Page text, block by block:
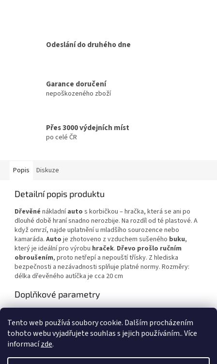
Tento web používá soubory cookie. Dalším procházením
tohoto webu vyjadřujete souhlas s jejich používáním.. Více
informacízde.
Odeslání do druhého dne
Garance doručení
nepoškozeného zboží
Přes 3000 výdejních míst
po celé ČR
Popis Diskuze
Detailní popis produktu
Dřevěné nákladníauto s korbičkou – hračka, která se ani po
dlouhé době hraní snadno nerozbije. Na rozdíl od té plastové. A
když omrzí, najde uplatnění u mladšího sourozence nebo
kamaráda. Auto je zhotoveno z vzduchem sušeného buku,
který je ideální pro výrobu hraček. Dřevo prošlo ručním
obroušením, proto netřepí a nepouští třísky. Z hlediska
bezpečnosti a nezávadnosti splňuje platné normy. Rozměry:
délka dřevěného autíčka je cca 20 cm
Doplňkové parametry
Záruka: 2 roky